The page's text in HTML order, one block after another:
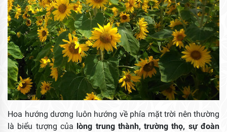
Hoa hướng dương luôn hướng về phía mặt trời nên thường
là biểu tượng của lòng trung thành, trường thọ, sự đoàn